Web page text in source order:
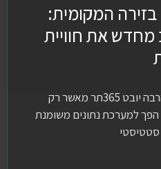
המקומית:
מעצב מחדש את חוויית
עולם הספורט המודרני הוא הרבה יובט 365תר מאשר רק
למערכת נתונים משומנת
סטטיסטי